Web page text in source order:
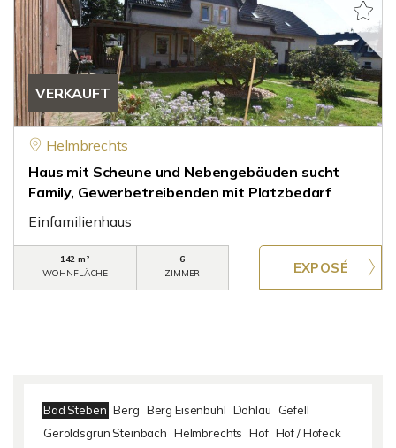
VERKAUFT
Helmbrechts
Haus mit Scheune und Nebengebäuden sucht
Family, Gewerbetreibenden mit Platzbedarf
Einfamilienhaus
142 m²
WOHNFLÄCHE
6
ZIMMER
Bad Steben Berg Berg Eisenbühl Döhlau
Gefell
Geroldsgrün Steinbach Helmbrechts Hof Hof / Hofeck